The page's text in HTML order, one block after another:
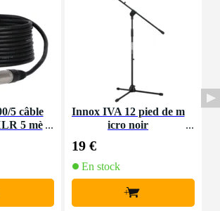
5 câble
5 mè
Innox IVA 12 pied de m
icro noir
19 €
En stock
+